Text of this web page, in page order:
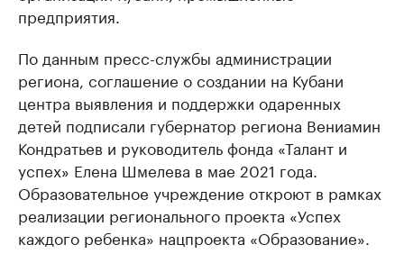
предприятия.
По данным пресс-службы администрации
региона, соглашение о создании на Кубани
центра выявления и поддержки одаренных
детей подписали губернатор региона Вениамин
Кондратьев и руководитель фонда «Талант и
успех» Елена Шмелева в мае 2021 года.
Образовательное учреждение откроют в рамках
реализации регионального проекта «Успех
каждого ребенка» нацпроекта «Образование».